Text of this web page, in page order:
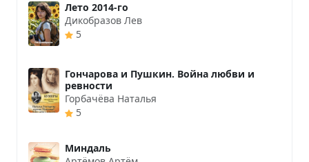
Лето 2014-го
Дикобразов Лев
5
Гончарова и Пушкин. Война любви и
ревности
Горбачёва Наталья
5
Миндаль